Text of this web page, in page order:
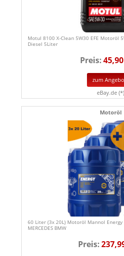
Motul 8100 X-Clean 5W30 EFE Motoröl
Diesel 5Liter
Preis:
zum
eBay.de (*)
Motoröl
60 Liter (3x 20L) Motoröl Mannol
MERCEDES BMW
Preis: